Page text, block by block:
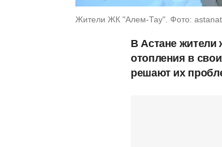
Жители ЖК "Алем-Тау". Фото:
В Астане жители
отопления в
решают их